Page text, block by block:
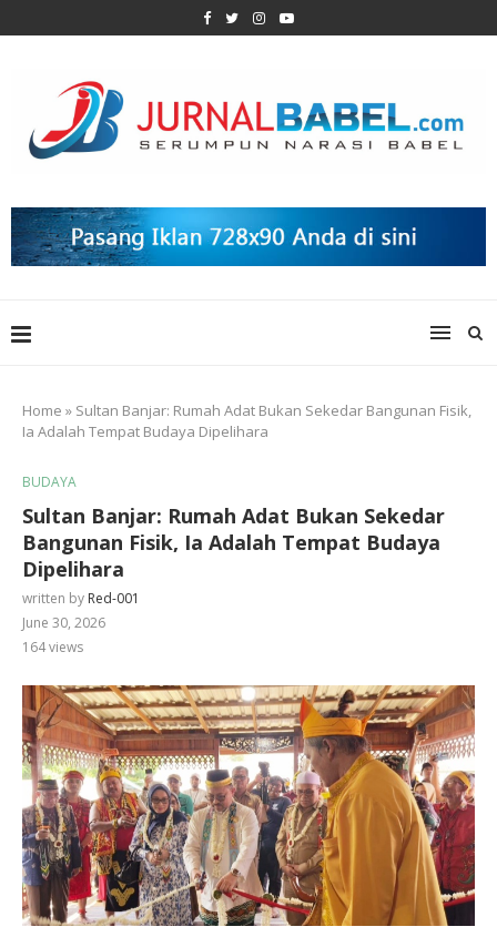
Home » Sultan Banjar: Rumah Adat Bukan Sekedar Bangunan Fisik,
Ia Adalah Tempat Budaya Dipelihara
BUDAYA
Sultan Banjar: Rumah Adat Bukan Sekedar
Bangunan Fisik, Ia Adalah Tempat Budaya
Dipelihara
written by Red-001
June 30, 2026
164views